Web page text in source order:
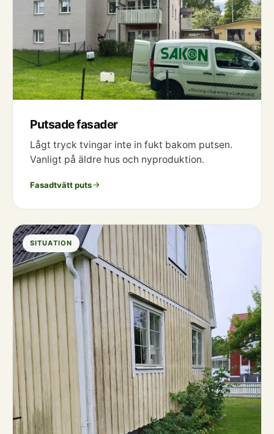
Putsade fasader
Lågt tryck tvingar inte in fukt bakom putsen.
Vanligt på äldre hus och nyproduktion.
Fasadtvätt puts
SITUATION